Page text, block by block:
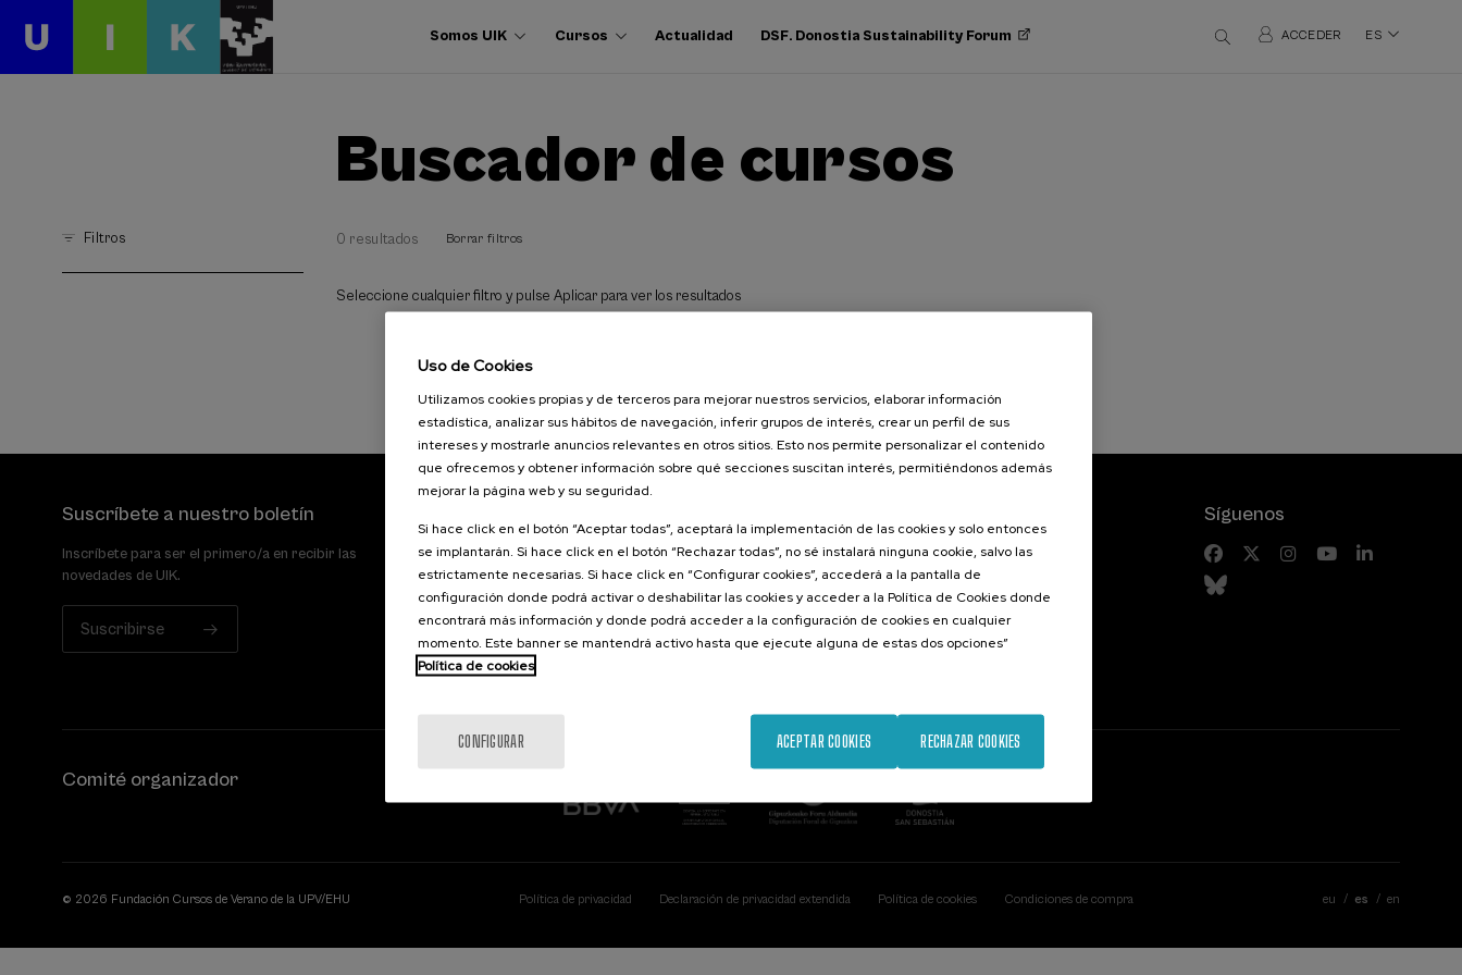
Somos UIK Cursos Actualidad DSF. Donostia Sustainability Forum ACCEDER ES
Buscador de cursos
Filtros 0 resultados Borrar filtros
Seleccione cualquier filtro y pulse Aplicar para ver los resultados
Suscríbete a nuestro boletín
Inscríbete para ser el primero/a en recibir las
novedades de UIK.
Suscribirse
Palacio Miramar
Paseo de Miraconcha, 48
20007 Donostia / San Sebastián
Gipuzkoa, Spain
Contacta con nosotros
Actividades anteriores
Síguenos
Comité organizador
© 2026 Fundación Cursos de Verano de la UPV/EHU Política de privacidad Declaración de privacidad extendida Política de cookies Condiciones de compra eu es en
Uso de Cookies
Utilizamos cookies propias y de terceros para mejorar nuestros servicios, elaborar información
estadística, analizar sus hábitos de navegación, inferir grupos de interés, crear un perfil de sus
intereses y mostrarle anuncios relevantes en otros sitios. Esto nos permite personalizar el contenido
que ofrecemos y obtener información sobre qué secciones suscitan interés, permitiéndonos además
mejorar la página web y su seguridad.
Si hace click en el botón “Aceptar todas”, aceptará la implementación de las cookies y solo entonces
se implantarán. Si hace click en el botón “Rechazar todas”, no sé instalará ninguna cookie, salvo las
estrictamente necesarias. Si hace click en “Configurar cookies”, accederá a la pantalla de
configuración donde podrá activar o deshabilitar las cookies y acceder a la Política de Cookies donde
encontrará más información y donde podrá acceder a la configuración de cookies en cualquier
momento. Este banner se mantendrá activo hasta que ejecute alguna de estas dos opciones”
Política de cookies
CONFIGURAR RECHAZAR COOKIES
ACEPTAR COOKIES